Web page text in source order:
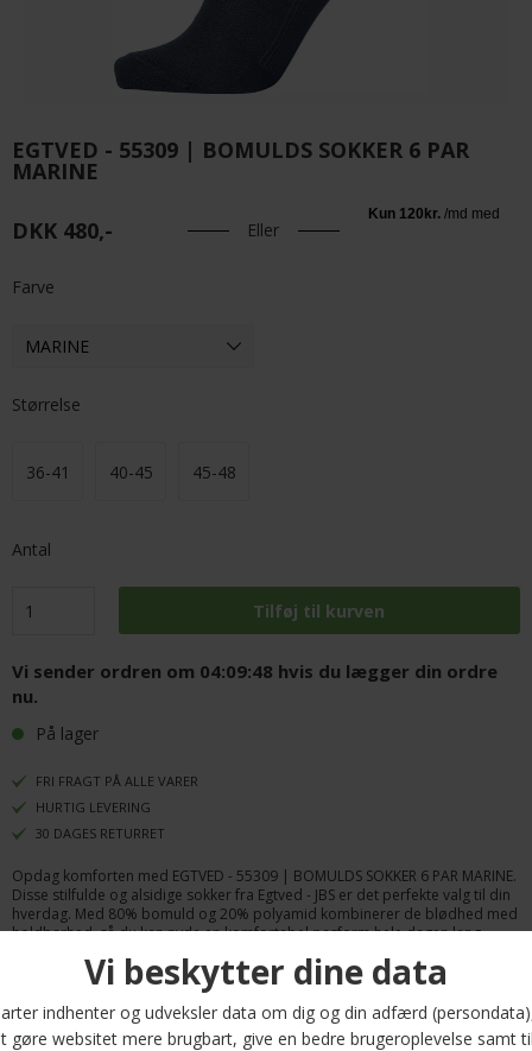
EGTVED - 55309 | BOMULDS SOKKER 6 PAR
MARINE
DKK 480,- Eller
Farve
Størrelse
36-41 40-45 45-48
Antal
Vi sender ordren om 04:09:48 hvis du lægger din ordre
nu.
På lager
FRI FRAGT PÅ ALLE VARER
HURTIG LEVERING
30 DAGES RETURRET
Opdag komforten med EGTVED - 55309 | BOMULDS SOKKER 6 PAR MARINE.
Disse stilfulde og alsidige sokker fra Egtved - JBS er det perfekte valg til din
hverdag. Med 80% bomuld og 20% polyamid kombinerer de blødhed med
holdbarhed, så du kan nyde en komfortabel pasform hele dagen lang.
Sokkerne kommer i en elegant marinefarve, der passer perfekt til enhver
garderobe, uanset om du skal på arbejde, til sport eller slappe af
derhjemme. Med tre tilgængelige størrelser - 36-41, 40-45 og 45-48 - er der
noget for alle.